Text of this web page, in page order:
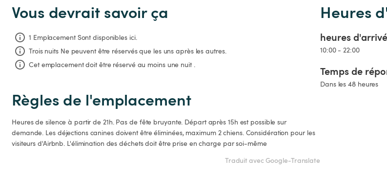
Vous devrait savoir ça
1 Emplacement Sont disponibles ici.
Trois nuits Ne peuvent être réservés que les uns après les autres.
Cet emplacement doit être réservé au moins une nuit .
Heures
heures
10:00 - 22:00
Temps de
Dans les 48 heures
Règles de l'emplacement
Heures de silence à partir de 21h. Pas de fête bruyante. Départ après 15h est possible sur
demande. Les déjections canines doivent être éliminées, maximum 2 chiens. Considération pour les
visiteurs d'Airbnb. L'élimination des déchets doit être prise en charge par soi-même
Traduit avec Google-Translate